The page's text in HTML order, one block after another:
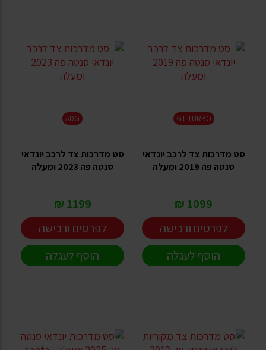
GT TURBO
סט מדרכות צד לרכב יונדאי
סנטה פה 2019 ומעלה
1099 ₪
לפרטים ורכישה
הוסף לעגלה
ADG
סט מדרכות צד לרכב יונדאי
סנטה פה 2023 ומעלה
1199 ₪
לפרטים ורכישה
הוסף לעגלה